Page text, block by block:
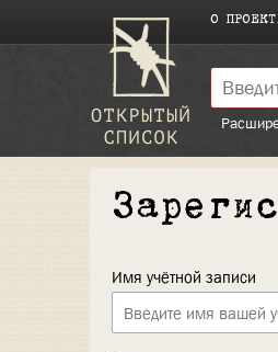
О
Имя учётной записи